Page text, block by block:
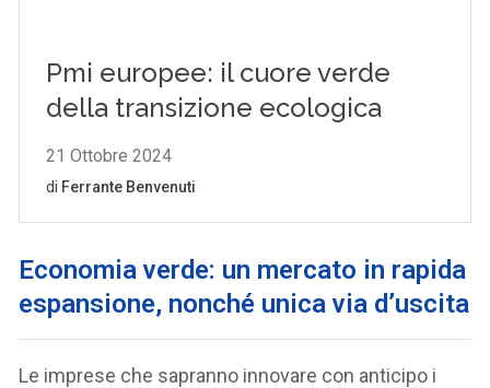
Economia verde: un mercato in rapida
espansione, nonché unica via d’uscita
Le imprese che sapranno innovare con anticipo i